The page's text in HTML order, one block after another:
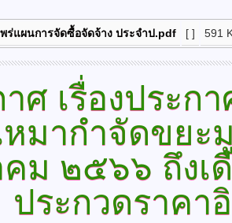
ร่แผนการจัดซื้อจัดจ้าง ประจำป.pdf [ ] 591
าศ เรื่องประก
หมากำจัดขย
คม ๒๕๖๖ ถึงเ
ประกวดราคา